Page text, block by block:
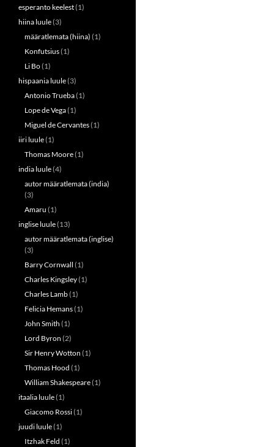
esperanto keelest(1)
hiina luule(3)
määratlemata (hiina) (1)
Konfutsius(1)
Li Bo(1)
hispaania luule(3)
Antonio Trueba(1)
Lope de Vega(1)
Miguel de Cervantes(1)
iiri luule(1)
Thomas Moore(1)
india luule(4)
autor määratlemata (india)
(3)
Amaru (1)
inglise luule(13)
autor määratlemata (inglise)
(3)
Barry Cornwall (1)
Charles Kingsley(1)
Charles Lamb(1)
Felicia Hemans(1)
John Smith (1)
Lord Byron (2)
Sir Henry Wotton (1)
Thomas Hood (1)
William Shakespeare(1)
itaalia luule(1)
Giacomo Rossi(1)
juudi luule(1)
Itzhak Feld (1)